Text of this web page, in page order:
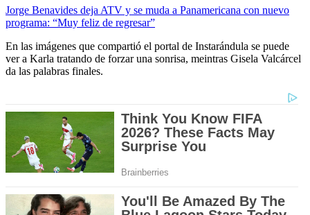
Jorge Benavides deja ATV y se muda a Panamericana con nuevo
programa: “Muy feliz de regresar”
En las imágenes que compartió el portal de Instarándula se puede
ver a Karla tratando de forzar una sonrisa, meintras Gisela Valcárcel
da las palabras finales.